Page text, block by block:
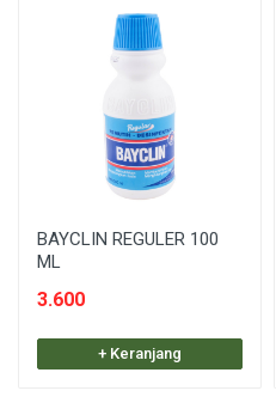
BAYCLIN REGULER 100
ML
3.600
+ Keranjang